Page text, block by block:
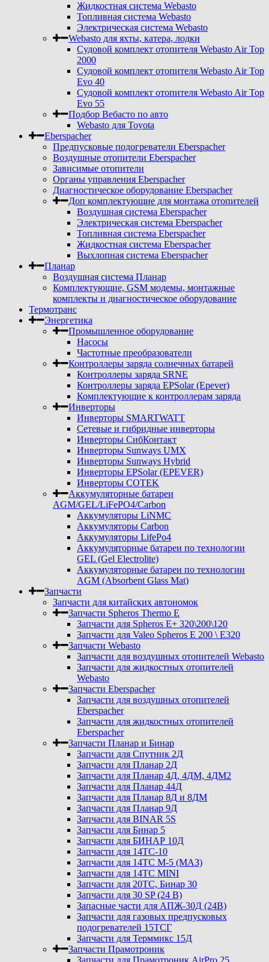
Жидкостная система Webasto
Топливная система Webasto
Электрическая система Webasto
Webasto для яхты, катера, лодки
Судовой комплект отопителя Webasto Air Top
2000
Судовой комплект отопителя Webasto Air Top
Evo 40
Судовой комплект отопителя Webasto Air Top
Evo 55
Подбор Вебасто по авто
Webasto для Toyota
Eberspacher
Предпусковые подогреватели Eberspacher
Воздушные отопители Eberspacher
Зависимые отопители
Органы управления Eberspacher
Диагностическое оборудование Eberspacher
Доп комплектующие для монтажа отопителей
Воздушная система Eberspacher
Электрическая система Eberspacher
Топливная система Eberspacher
Жидкостная система Eberspacher
Выхлопная система Eberspacher
Планар
Воздушная система Планар
Комплектующие, GSM модемы, монтажные
комплекты и диагностическое оборудование
Термотранс
Энергетика
Промышленное оборудование
Насосы
Частотные преобразователи
Контроллеры заряда солнечных батарей
Контроллеры заряда SRNE
Контроллеры заряда EPSolar (Epever)
Комплектующие к контроллерам заряда
Инверторы
Инверторы SMARTWATT
Сетевые и гибридные инверторы
Инверторы СибКонтакт
Инверторы Sunways UMX
Инверторы Sunways Hybrid
Инверторы EPSolar (EPEVER)
Инверторы COTEK
Аккумуляторные батареи
AGM/GEL/LiFePO4/Carbon
Аккумуляторы LiNMC
Аккумуляторы Carbon
Аккумуляторы LifePo4
Аккумуляторные батареи по технологии
GEL (Gel Electrolite)
Аккумуляторные батареи по технологии
AGM (Absorbent Glass Mat)
Запчасти
Запчасти для китайских автономок
Запчасти Spheros Thermo E
Запчасти для Spheros E+ 320\200\120
Запчасти для Valeo Spheros E 200 \ E320
Запчасти Webasto
Запчасти для воздушных отопителей Webasto
Запчасти для жидкостных отопителей
Webasto
Запчасти Eberspacher
Запчасти для воздушных отопителей
Eberspacher
Запчасти для жидкостных отопителей
Eberspacher
Запчасти Планар и Бинар
Запчасти для Спутник 2Д
Запчасти для Планар 2Д
Запчасти для Планар 4Д, 4ДМ, 4ДМ2
Запчасти для Планар 44Д
Запчасти для Планар 8Д и 8ДМ
Запчасти для Планар 9Д
Запчасти для BINAR 5S
Запчасти для Бинар 5
Запчасти для БИНАР 10Д
Запчасти для 14ТС-10
Запчасти для 14ТС М-5 (МАЗ)
Запчасти для 14ТС MINI
Запчасти для 20ТС, Бинар 30
Запчасти для 30 SP (24 В)
Запасные части для АПЖ-30Д (24В)
Запчасти для газовых предпусковых
подогревателей 15ТСГ
Запчасти для Терммикс 15Д
Запчасти Прамотроник
Запчасти для Прамотроник AirPro 25